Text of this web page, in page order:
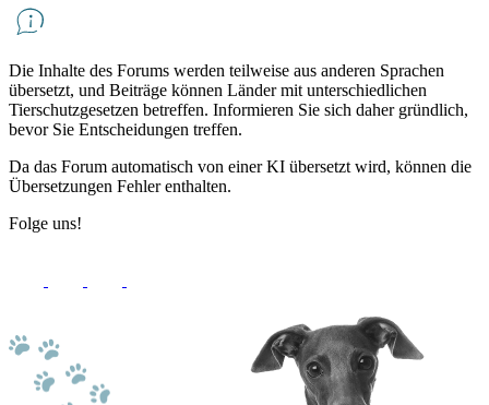
Die Inhalte des Forums werden teilweise aus anderen Sprachen
übersetzt, und Beiträge können Länder mit unterschiedlichen
Tierschutzgesetzen betreffen. Informieren Sie sich daher gründlich,
bevor Sie Entscheidungen treffen.
Da das Forum automatisch von einer KI übersetzt wird, können die
Übersetzungen Fehler enthalten.
Folge uns!